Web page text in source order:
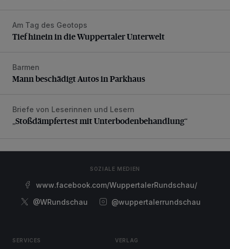
Tief hinein in die Wuppertaler Unterwelt
Am Tag des Geotops
Tief hinein in die Wuppertaler Unterwelt
Mann beschädigt Autos in Parkhaus
Barmen
Mann beschädigt Autos in Parkhaus
„Stoßdämpfertest mit Unterbodenbehandlung“
Briefe von Leserinnen und Lesern
„Stoßdämpfertest mit Unterbodenbehandlung“
SOZIALE MEDIEN
www.facebook.com/WuppertalerRundschau/
@WRundschau
@wuppertalerrundschau
SERVICES VERLAG